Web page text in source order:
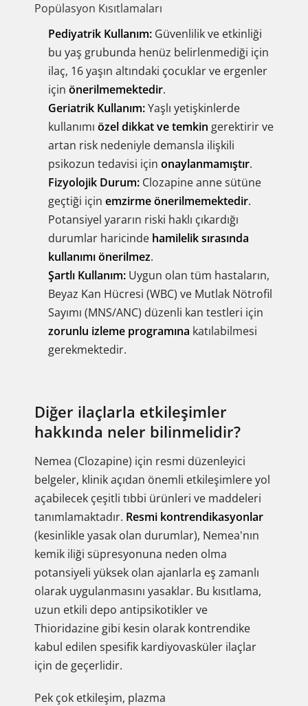
Popülasyon Kısıtlamaları
Pediyatrik Kullanım: Güvenlilik ve etkinliği
bu yaş grubunda henüz belirlenmediği için
ilaç, 16 yaşın altındaki çocuklar ve ergenler
için önerilmemektedir.
Geriatrik Kullanım:Yaşlı yetişkinlerde
kullanımı özel dikkat ve temkin gerektirir ve
artan risk nedeniyle demansla ilişkili
psikozun tedavisi için onaylanmamıştır.
Fizyolojik Durum: Clozapine anne sütüne
geçtiği için emzirme önerilmemektedir.
Potansiyel yararın riski haklı çıkardığı
durumlar haricinde hamilelik sırasında
kullanımı önerilmez.
Şartlı Kullanım: Uygun olan tüm hastaların,
Beyaz Kan Hücresi (WBC) ve Mutlak Nötrofil
Sayımı (MNS/ANC) düzenli kan testleri için
zorunlu izleme programına katılabilmesi
gerekmektedir.
Diğer ilaçlarla etkileşimler
hakkında neler bilinmelidir?
Nemea (Clozapine) için resmi düzenleyici
belgeler, klinik açıdan önemli etkileşimlere yol
açabilecek çeşitli tıbbi ürünleri ve maddeleri
tanımlamaktadır. Resmi kontrendikasyonlar
(kesinlikle yasak olan durumlar), Nemea'nın
kemik iliği süpresyonuna neden olma
potansiyeli yüksek olan ajanlarla eş zamanlı
olarak uygulanmasını yasaklar. Bu kısıtlama,
uzun etkili depo antipsikotikler ve
Thioridazine gibi kesin olarak kontrendike
kabul edilen spesifik kardiyovasküler ilaçlar
için de geçerlidir.
Pek çok etkileşim, plazma